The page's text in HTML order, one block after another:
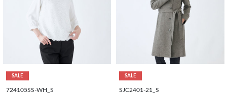
SALE
724105SS-WH_S
SALE
SJC2401-21_S